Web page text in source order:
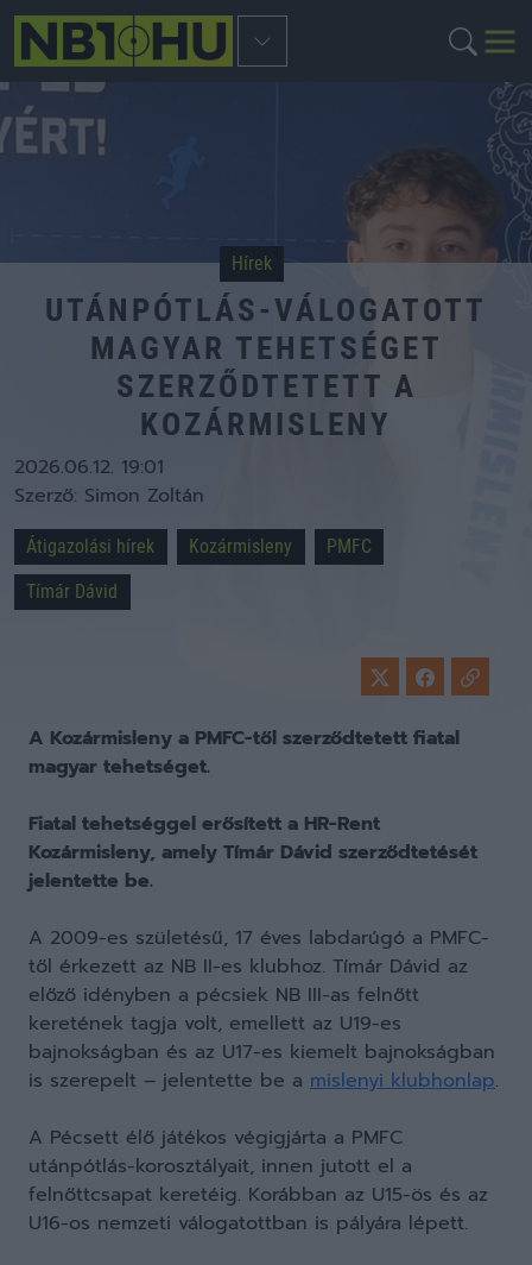
Hírek
UTÁNPÓTLÁS-VÁLOGATOTT
MAGYAR TEHETSÉGET
SZERZŐDTETETT A
KOZÁRMISLENY
2026.06.12. 19:01
Szerző: Simon Zoltán
Átigazolási hírek Kozármisleny
PMFC
Tímár Dávid
A Kozármisleny a PMFC-től szerződtetett fiatal
magyar tehetséget.
Fiatal tehetséggel erősített a HR-Rent
Kozármisleny, amely Tímár Dávid szerződtetését
jelentette be.
A 2009-es születésű, 17 éves labdarúgó a PMFC-
től érkezett az NB II-es klubhoz. Tímár Dávid az
előző idényben a pécsiek NB III-as felnőtt
keretének tagja volt, emellett az U19-es
bajnokságban és az U17-es kiemelt bajnokságban
is szerepelt – jelentette be a mislenyi klubhonlap.
A Pécsett élő játékos végigjárta a PMFC
utánpótlás-korosztályait, innen jutott el a
felnőttcsapat keretéig. Korábban az U15-ös és az
U16-os nemzeti válogatottban is pályára lépett.